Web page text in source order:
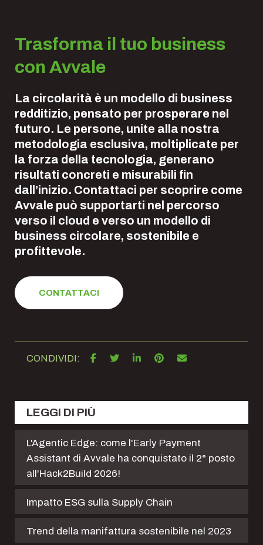
Trasforma il tuo business
con Avvale
La circolarità è un modello di business
redditizio, pensato per prosperare nel
futuro. Le persone, unite alla nostra
metodologia esclusiva, moltiplicate per
la forza della tecnologia, generano
risultati concreti e misurabili fin
dall’inizio. Contattaci per scoprire come
Avvale può supportarti nel percorso
verso il cloud e verso un modello di
business circolare, sostenibile e
profittevole.
CONTATTACI
CONDIVIDI:
LEGGI DI PIÙ
L'Agentic Edge: come l'Early Payment
Assistant di Avvale ha conquistato il 2° posto
all'Hack2Build 2026!
Impatto ESG sulla Supply Chain
Trend della manifattura sostenibile nel 2023